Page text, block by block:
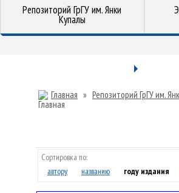
Репозиторий ГрГУ им. Янки
Купалы
Главная » Репозиторий ГрГУ им.
Сортировка по:
автору
названию году издания